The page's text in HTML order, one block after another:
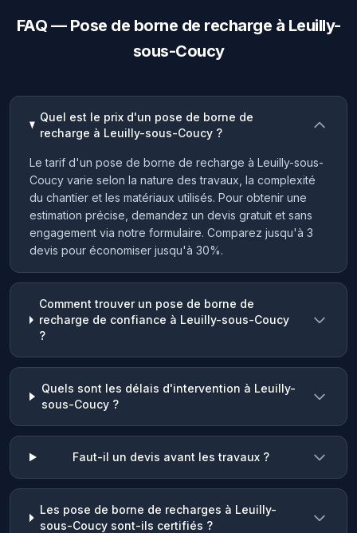
FAQ — Pose de borne de recharge à Leuilly-
sous-Coucy
Quel est le prix d'un pose de borne de
recharge à Leuilly-sous-Coucy ?
Le tarif d'un pose de borne de recharge à Leuilly-sous-
Coucy varie selon la nature des travaux, la complexité
du chantier et les matériaux utilisés. Pour obtenir une
estimation précise, demandez un devis gratuit et sans
engagement via notre formulaire. Comparez jusqu'à 3
devis pour économiser jusqu'à 30%.
Comment trouver un pose de borne de
recharge de confiance à Leuilly-sous-Coucy
?
Quels sont les délais d'intervention à Leuilly-
sous-Coucy ?
Faut-il un devis avant les travaux ?
Les pose de borne de recharges à Leuilly-
sous-Coucy sont-ils certifiés ?